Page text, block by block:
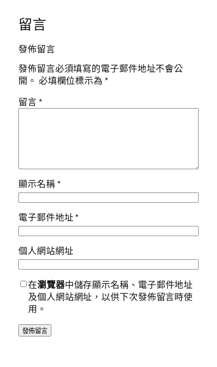
留言
發佈留言
發佈留言必須填寫的電子郵件地址不會公
開。 必填欄位標示為*
留言*
顯示名稱*
電子郵件地址*
個人網站網址
在瀏覽器中儲存顯示名稱、電子郵件地址
及個人網站網址，以供下次發佈留言時使
用。